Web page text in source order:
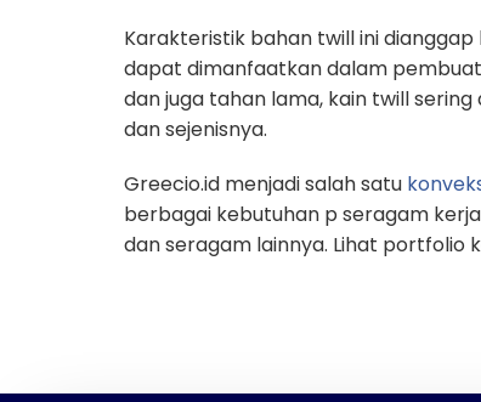
Karakteristik bahan twill ini
dapat dimanfaatkan dalam
dan juga tahan lama, kain twill
dan sejenisnya.
Greecio.id menjadi salah satu
berbagai kebutuhan p seragam
dan seragam lainnya. Lihat portfolio